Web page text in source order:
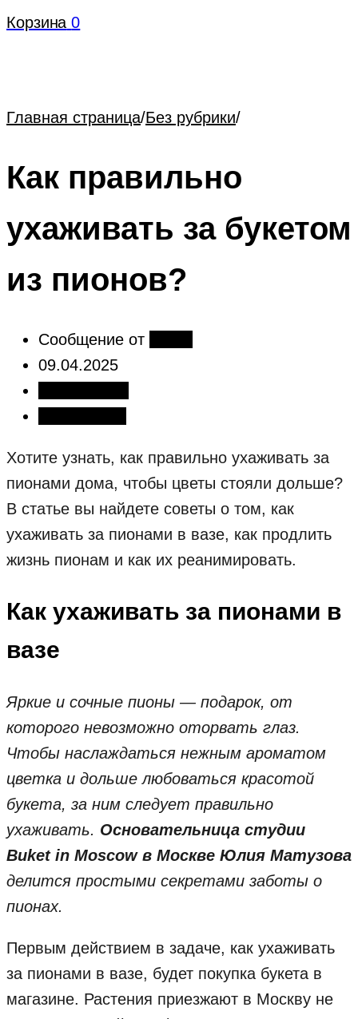
Корзина 0
Главная страница/Без рубрики/
Как правильно
ухаживать за букетом
из пионов?
Сообщение от
09.04.2025
Хотите узнать, как правильно ухаживать за
пионами дома, чтобы цветы стояли дольше?
В статье вы найдете советы о том, как
ухаживать за пионами в вазе, как продлить
жизнь пионам и как их реанимировать.
Как ухаживать за пионами в
вазе
Яркие и сочные пионы — подарок, от
которого невозможно оторвать глаз.
Чтобы наслаждаться нежным ароматом
цветка и дольше любоваться красотой
букета, за ним следует правильно
ухаживать. Основательница студии
Buket in Moscow в Москве Юлия Матузова
делится простыми секретами заботы о
пионах.
Первым действием в задаче, как ухаживать
за пионами в вазе, будет покупка букета в
магазине. Растения приезжают в Москву не